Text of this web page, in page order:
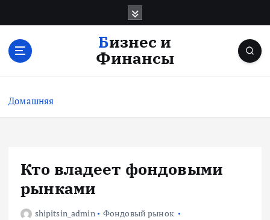
с
Бизнес и
Финансы
Домашняя
Кто владеет фондовыми
рынками
shipitsin_admin
Фондовый рынок